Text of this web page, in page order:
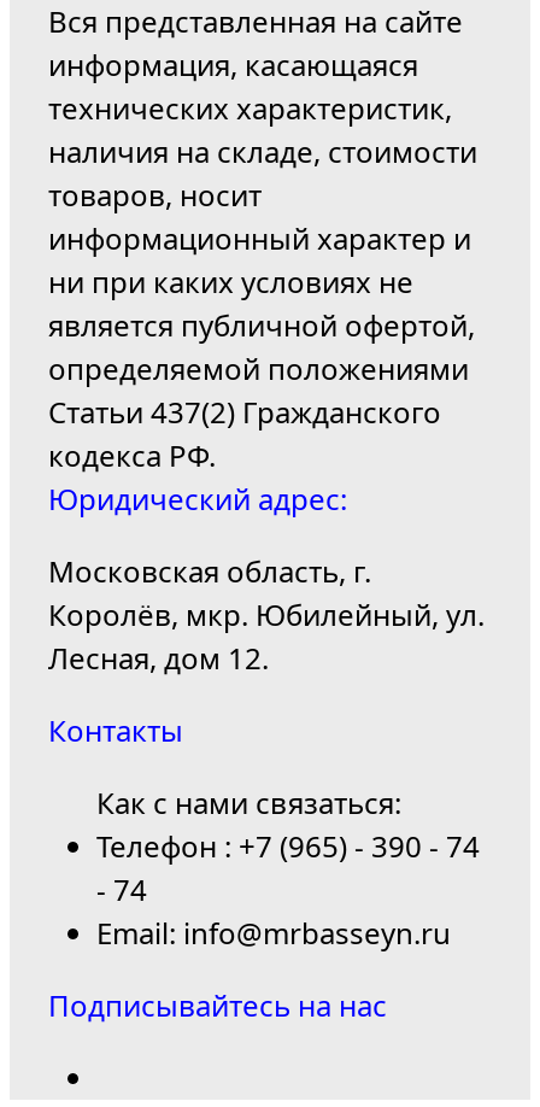
Вся представленная на сайте
информация, касающаяся
технических характеристик,
наличия на складе, стоимости
товаров, носит
информационный характер и
ни при каких условиях не
является публичной офертой,
определяемой положениями
Статьи 437(2) Гражданского
кодекса РФ.
Юридический адрес:
Московская область, г.
Королёв, мкр. Юбилейный, ул.
Лесная, дом 12.
Контакты
Как с нами связаться:
Телефон : +7 (965) - 390 - 74
- 74
Email: info@mrbasseyn.ru
Подписывайтесь на нас